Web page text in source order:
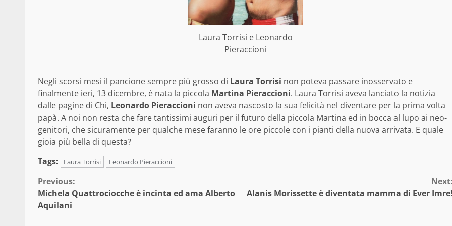
Laura Torrisi e Leonardo
Pieraccioni
Negli scorsi mesi il pancione sempre più grosso di Laura Torrisi non poteva passare inosservato e
finalmente ieri, 13 dicembre, è nata la piccola Martina Pieraccioni. Laura Torrisi aveva lanciato la notizia
dalle pagine di Chi, Leonardo Pieraccioni non aveva nascosto la sua felicità nel diventare per la prima volta
papà. A noi non resta che fare tantissimi auguri per il futuro della piccola Martina ed in bocca al lupo ai neo-
genitori, che sicuramente per qualche mese faranno le ore piccole con i pianti della nuova arrivata. E quale
gioia più bella di questa?
Tags:
Laura Torrisi Leonardo Pieraccioni
Continue
Reading
Previous:
Michela Quattrociocche è incinta ed ama Alberto
Aquilani
Alanis Morissette è diventata mamma di Ever